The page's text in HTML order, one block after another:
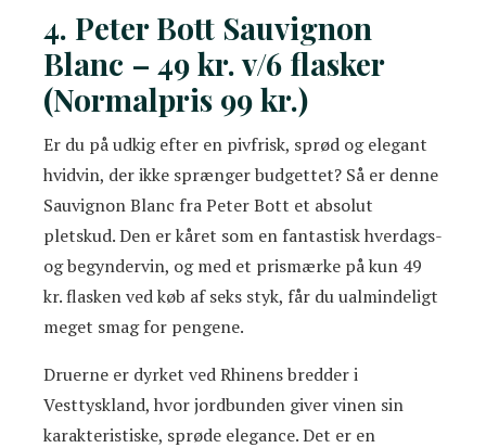
4. Peter Bott Sauvignon
Blanc – 49 kr. v/6 flasker
(Normalpris 99 kr.)
Er du på udkig efter en pivfrisk, sprød og elegant
hvidvin, der ikke sprænger budgettet? Så er denne
Sauvignon Blanc fra Peter Bott et absolut
pletskud. Den er kåret som en fantastisk hverdags-
og begyndervin, og med et prismærke på kun 49
kr. flasken ved køb af seks styk, får du ualmindeligt
meget smag for pengene.
Druerne er dyrket ved Rhinens bredder i
Vesttyskland, hvor jordbunden giver vinen sin
karakteristiske, sprøde elegance. Det er en